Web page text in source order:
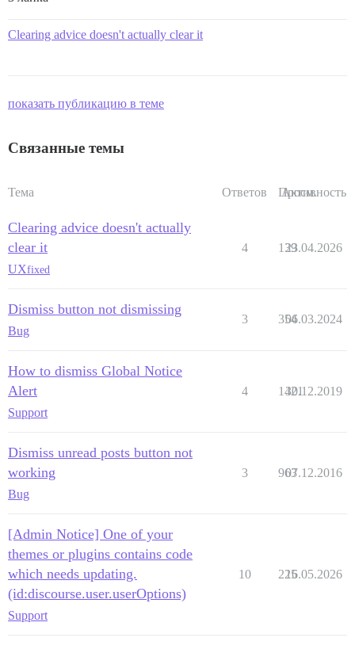
Clearing advice doesn't actually clear it
показать публикацию в теме
Связанные темы
Тема Ответов Просм.
Активность
Clearing advice doesn't actually
clear it
UXfixed
4 139
23.04.2026
Dismiss button not dismissing
Bug
3 354
06.03.2024
How to dismiss Global Notice
Alert
Support
4 1421
30.12.2019
Dismiss unread posts button not
working
Bug
3 963
07.12.2016
[Admin Notice] One of your
themes or plugins contains code
which needs updating.
(id:discourse.user.userOptions)
Support
10 225
16.05.2026